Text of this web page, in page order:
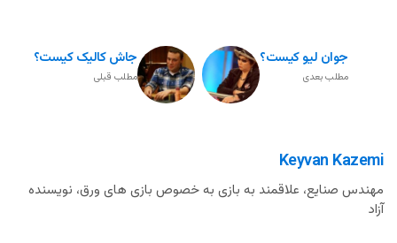
جاش کالیک کیست؟
مطلب قبلی
جوان لیو کیست؟
مطلب بعدی
Keyvan Kazemi
مهندس صنایع، علاقمند به بازی به خصوص بازی های ورق، نویسنده
آزاد